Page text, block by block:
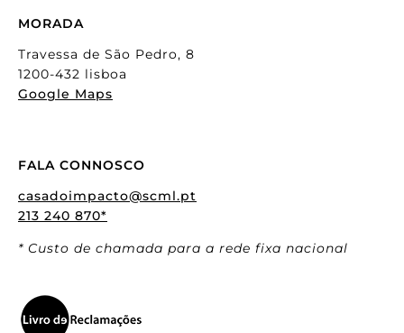
MORADA
Travessa de São Pedro, 8
1200-432 lisboa
Google Maps
FALA CONNOSCO
casadoimpacto@scml.pt
213 240 870*
* Custo de chamada para a rede fixa nacional